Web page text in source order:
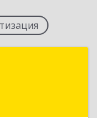
г, Мира ул,